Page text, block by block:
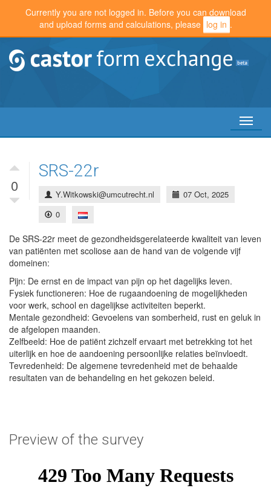
Currently you are not logged in. Before you can download
and upload forms and calculations, please log in .
Toggle
0
SRS-22r
Y.Witkowski@umcutrecht.nl
07 Oct, 2025
0
De SRS-22r meet de gezondheidsgerelateerde kwaliteit van leven
van patiënten met scoliose aan de hand van de volgende vijf
domeinen:
Pijn: De ernst en de impact van pijn op het dagelijks leven.
Fysiek functioneren: Hoe de rugaandoening de mogelijkheden
voor werk, school en dagelijkse activiteiten beperkt.
Mentale gezondheid: Gevoelens van somberheid, rust en geluk in
de afgelopen maanden.
Zelfbeeld: Hoe de patiënt zichzelf ervaart met betrekking tot het
uiterlijk en hoe de aandoening persoonlijke relaties beïnvloedt.
Tevredenheid: De algemene tevredenheid met de behaalde
resultaten van de behandeling en het gekozen beleid.
Preview of the survey